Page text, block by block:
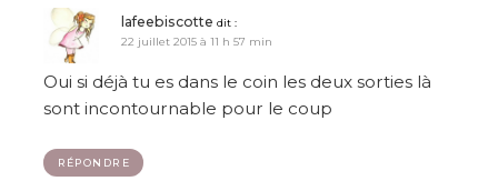
lafeebiscotte dit :
22 juillet 2015 à 11 h 57 min
Oui si déjà tu es dans le coin les deux sorties là
sont incontournable pour le coup
RÉPONDRE